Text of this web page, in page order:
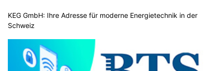
KEG GmbH: Ihre Adresse für moderne Energietechnik in der
Schweiz